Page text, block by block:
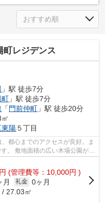
町レジデンス
」駅 徒歩7分
町 」駅 徒歩7分
「 門前仲町 」駅 徒歩20分
東陽５丁目
。 敷地面積の広い木場公園があ
円 (管理費等：10,000円 )
月 礼金 0ヶ月
27.03㎡